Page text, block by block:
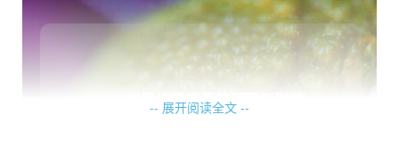
-- 展开阅读全文 --